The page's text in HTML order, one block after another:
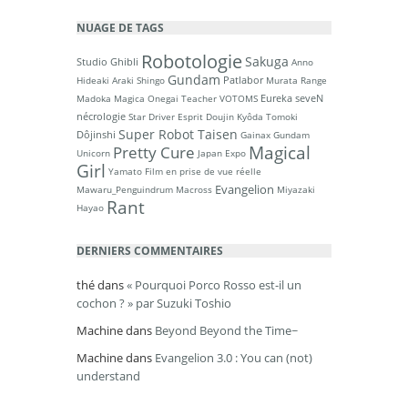
NUAGE DE TAGS
Studio Ghibli RobotologieSakuga Anno
Hideaki Araki Shingo Gundam Patlabor Murata Range
Madoka Magica Onegai Teacher VOTOMS Eureka seveN
nécrologie Star Driver Esprit Doujin Kyôda Tomoki
Dôjinshi Super Robot Taisen Gainax Gundam
Unicorn Pretty Cure Japan Expo Magical
Girl Yamato Film en prise de vue réelle
Mawaru_Penguindrum Macross Evangelion Miyazaki
Hayao Rant
DERNIERS COMMENTAIRES
thédans« Pourquoi Porco Rosso est-il un
cochon ? » par Suzuki Toshio
Machinedans Beyond Beyond the Time~
Machinedans Evangelion 3.0 : You can (not)
understand